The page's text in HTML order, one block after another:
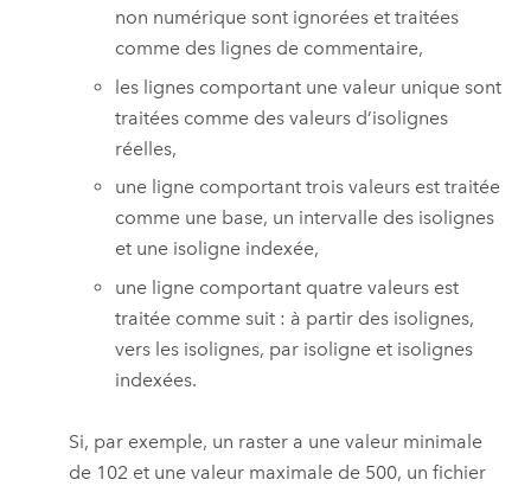
non numérique sont ignorées et traitées
comme des lignes de commentaire,
les lignes comportant une valeur unique sont
traitées comme des valeurs d’isolignes
réelles,
une ligne comportant trois valeurs est traitée
comme une base, un intervalle des isolignes
et une isoligne indexée,
une ligne comportant quatre valeurs est
traitée comme suit : à partir des isolignes,
vers les isolignes, par isoligne et isolignes
indexées.
Si, par exemple, un raster a une valeur minimale
de 102 et une valeur maximale de 500, un fichier